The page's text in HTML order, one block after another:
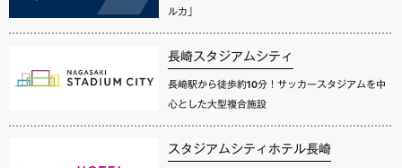
ルカ」
長崎スタジアムシティ
長崎駅から徒歩約10分！サッカースタジアムを中
心とした大型複合施設
スタジアムシティホテル長崎